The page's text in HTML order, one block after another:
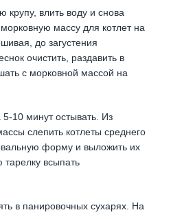
крупу, влить воду и снова
массу для котлет на
до загустения
очистить, раздавить в
с морковной массой на
5-10 минут остывать. Из
слепить котлеты среднего
форму и выложить их
всыпать
в панировочных сухарях. На